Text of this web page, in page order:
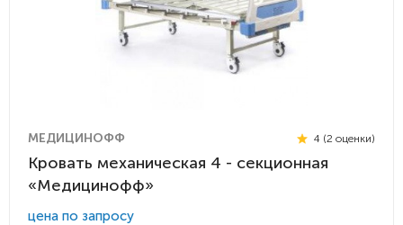
МЕДИЦИНОФФ 4 (2 оценки)
Кровать механическая 4 - секционная
«Медицинофф»
цена по запросу